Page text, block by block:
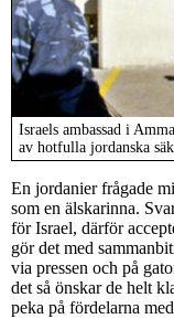
Israels ambassad i
av hotfulla jordanska
En jordanier frågade
som en älskarinna.
för Israel, därför
gör det med
via pressen och på
det så önskar de helt
peka på fördelarna